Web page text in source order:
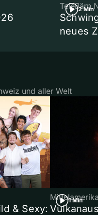
2 Min
TeleBärn
neues
und aller Welt
& Sexy:
1 Min